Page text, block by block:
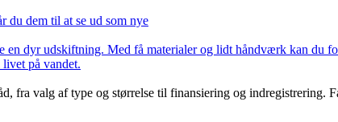
du dem til at se ud som nye
dyr udskiftning. Med få materialer og lidt håndværk kan du
på vandet.
fra valg af type og størrelse til finansiering og